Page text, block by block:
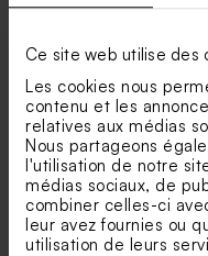
Ce site web utilise des
Les cookies nous
contenu et les
relatives aux médias
Nous partageons
l'utilisation de notre
médias sociaux, de
combiner celles-ci
leur avez fournies ou
utilisation de leurs
Sucette mariage bleue et
blanche
Faire part mariage photo
calque et dorure